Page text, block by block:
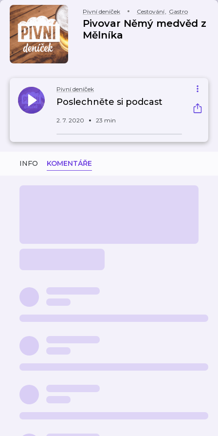
Pivní deníček Cestování, Gastro
Pivovar Němý medvěd z
Mělníka
Pivní deníček
Poslechněte si podcast
2. 7. 2020 23 min
INFO KOMENTÁŘE